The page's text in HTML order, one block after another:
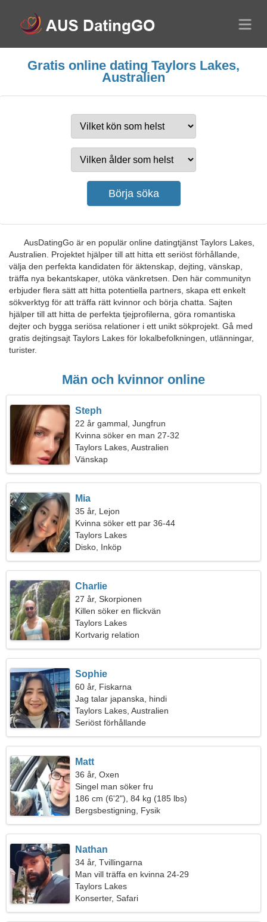
Gratis online dating Taylors Lakes,
Australien
AusDatingGo är en populär online datingtjänst Taylors Lakes,
Australien. Projektet hjälper till att hitta ett seriöst förhållande,
välja den perfekta kandidaten för äktenskap, dejting, vänskap,
träffa nya bekantskaper, utöka vänkretsen. Den här communityn
erbjuder flera sätt att hitta potentiella partners, skapa ett enkelt
sökverktyg för att träffa rätt kvinnor och börja chatta. Sajten
hjälper till att hitta de perfekta tjejprofilerna, göra romantiska
dejter och bygga seriösa relationer i ett unikt sökprojekt. Gå med
gratis dejtingsajt Taylors Lakes för lokalbefolkningen, utlänningar,
turister.
Män och kvinnor online
Steph
22 år gammal, Jungfrun
Kvinna söker en man 27-32
Taylors Lakes, Australien
Vänskap
Mia
35 år, Lejon
Kvinna söker ett par 36-44
Taylors Lakes
Disko, Inköp
Charlie
27 år, Skorpionen
Killen söker en flickvän
Taylors Lakes
Kortvarig relation
Sophie
60 år, Fiskarna
Jag talar japanska, hindi
Taylors Lakes, Australien
Seriöst förhållande
Matt
36 år, Oxen
Singel man söker fru
186 cm (6'2"), 84 kg (185 lbs)
Bergsbestigning, Fysik
Nathan
34 år, Tvillingarna
Man vill träffa en kvinna 24-29
Taylors Lakes
Konserter, Safari